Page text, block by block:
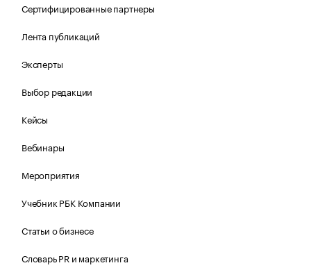
Сертифицированные партнеры
Лента публикаций
Эксперты
Выбор редакции
Кейсы
Вебинары
Мероприятия
Учебник РБК Компании
Статьи о бизнесе
Словарь PR и маркетинга